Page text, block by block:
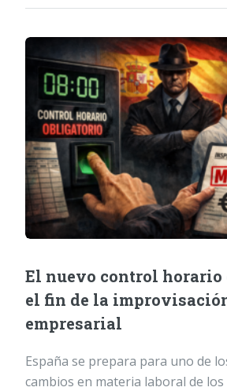
El nuevo control horario
el fin de la
empresarial
España se prepara para uno de
cambios en materia laboral de